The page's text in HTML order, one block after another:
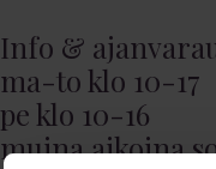
Info &
ma-to klo 10-17
pe klo 10-16
muina aikoina